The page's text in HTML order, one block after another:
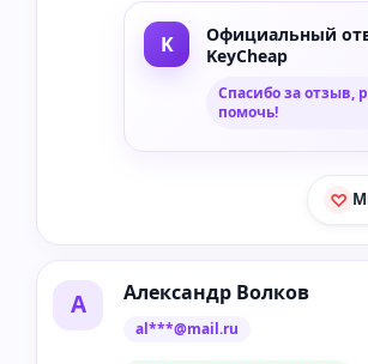
Официальный
KeyCheap
Спасибо за отзыв,
помочь!
А Александр Волков
al***@mail.ru